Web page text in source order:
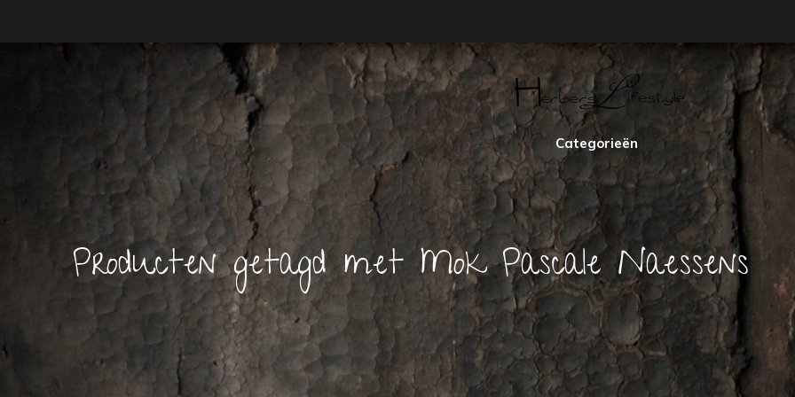
Categorieën
Producten getagd met Mok Pascale Naessens